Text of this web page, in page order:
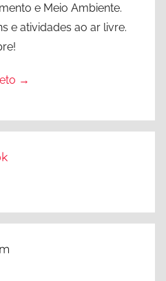
e Meio Ambiente.
e atividades ao ar livre.
→